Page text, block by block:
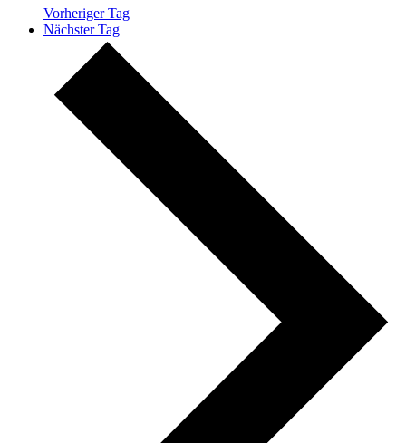
Vorheriger Tag
Nächster Tag